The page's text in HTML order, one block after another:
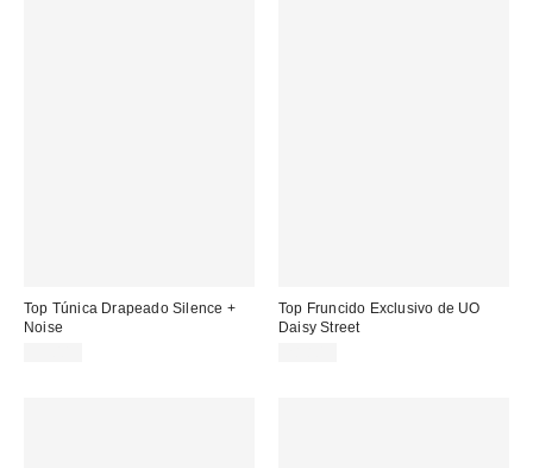
Top Túnica Drapeado Silence +
Noise
Top Fruncido Exclusivo de UO
Daisy Street